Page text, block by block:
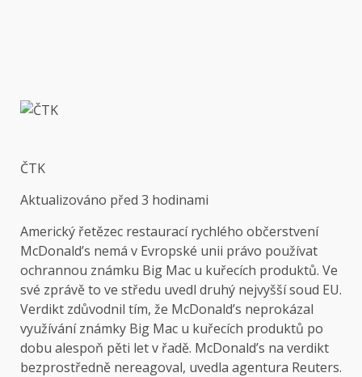
ČTK
Aktualizováno před 3 hodinami
Americký řetězec restaurací rychlého občerstvení
McDonald’s nemá v Evropské unii právo používat
ochrannou známku Big Mac u kuřecích produktů. Ve
své zprávě to ve středu uvedl druhý nejvyšší soud EU.
Verdikt zdůvodnil tím, že McDonald’s neprokázal
využívání známky Big Mac u kuřecích produktů po
dobu alespoň pěti let v řadě. McDonald’s na verdikt
bezprostředně nereagoval, uvedla agentura Reuters.